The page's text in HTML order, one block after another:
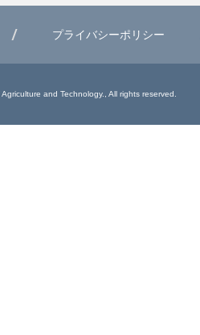
プライバシーポリシー
and Technology., All rights reserved.